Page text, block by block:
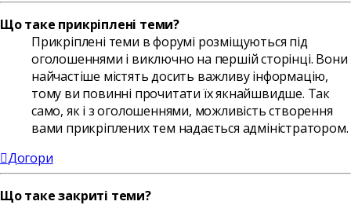
Що таке прикріплені теми?
Прикріплені теми в форумі розміщуються під
оголошеннями і виключно на першій сторінці. Вони
найчастіше містять досить важливу інформацію,
тому ви повинні прочитати їх якнайшвидше. Так
само, як і з оголошеннями, можливість створення
вами прикріплених тем надається адміністратором.
Догори
Що таке закриті теми?